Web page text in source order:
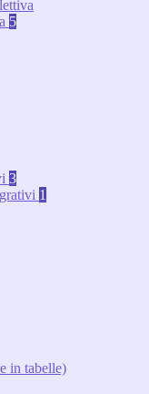
5
3
1
in tabelle)